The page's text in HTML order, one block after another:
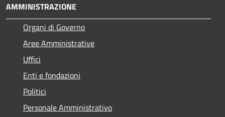
AMMINISTRAZIONE
Organi di Governo
Aree Amministrative
Uffici
Enti e fondazioni
Politici
Personale Amministrativo